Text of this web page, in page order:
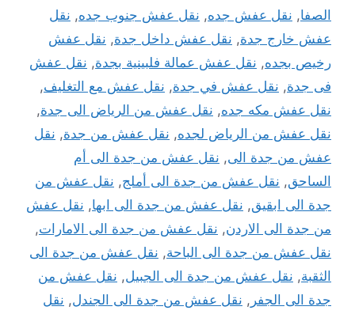
الصفا, نقل عفش جده, نقل عفش جنوب جده, نقل
عفش خارج جدة, نقل عفش داخل جدة, نقل عفش
رخيص بجده, نقل عفش عمالة فلبينية بجدة, نقل عفش
فى جدة, نقل عفش في جدة, نقل عفش مع التغليف,
نقل عفش مكه جده, نقل عفش من الرياض الى جدة,
نقل عفش من الرياض لجده, نقل عفش من جدة, نقل
عفش من جدة الى, نقل عفش من جدة الى أم
الساحق, نقل عفش من جدة الى أملج, نقل عفش من
جدة الى ابقيق, نقل عفش من جدة الى ابها, نقل عفش
من جدة الى الاردن, نقل عفش من جدة الى الامارات,
نقل عفش من جدة الى الباحة, نقل عفش من جدة الى
الثقبة, نقل عفش من جدة الى الجبيل, نقل عفش من
جدة الى الجفر , نقل عفش من جدة الى الجندل, نقل